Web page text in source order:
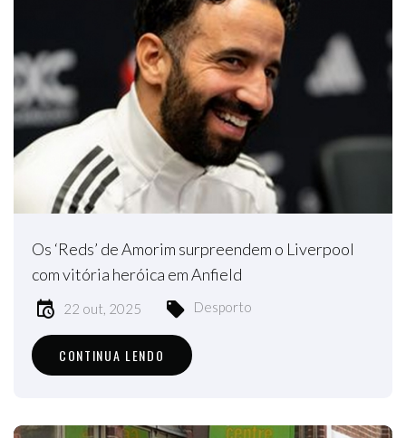
Os ‘Reds’ de Amorim surpreendem o Liverpool
com vitória heróica em Anfield
22 out, 2025 Desporto
CONTINUA LENDO